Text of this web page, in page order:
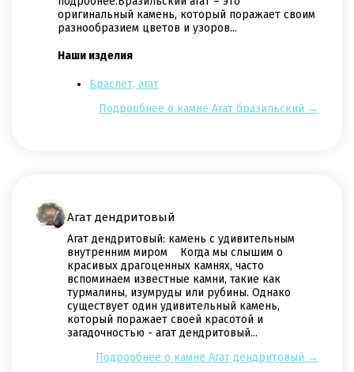
оригинальный камень, который поражает своим
разнообразием цветов и узоров...
Наши изделия
Браслет, агат
Подрообнее о камне Агат бразильский →
Агат дендритовый
Агат дендритовый: камень с удивительным
внутренним миром Когда мы слышим о
красивых драгоценных камнях, часто
вспоминаем известные камни, такие как
турмалины, изумруды или рубины. Однако
существует один удивительный камень,
который поражает своей красотой и
загадочностью - агат дендритовый...
Подрообнее о камне Агат дендритовый →